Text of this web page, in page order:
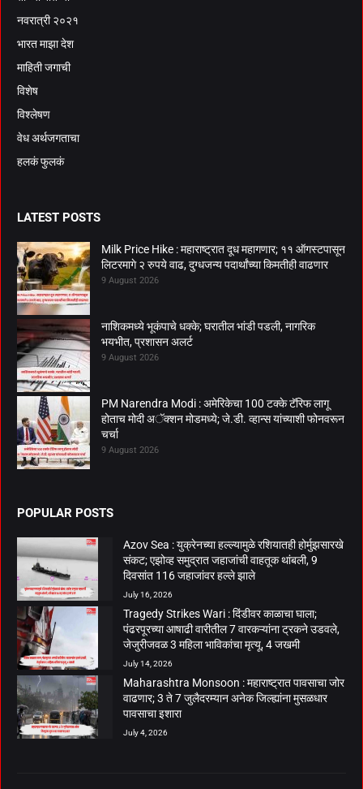
नवरात्री २०२१
भारत माझा देश
माहिती जगाची
विशेष
विश्लेषण
वेध अर्थजगताचा
हलकं फुलकं
LATEST POSTS
Milk Price Hike : महाराष्ट्रात दूध महागणार; ११ ऑगस्टपासून
लिटरमागे २ रुपये वाढ, दुग्धजन्य पदार्थांच्या किमतीही वाढणार
9 August 2026
नाशिकमध्ये भूकंपाचे धक्के; घरातील भांडी पडली, नागरिक
भयभीत, प्रशासन अलर्ट
9 August 2026
PM Narendra Modi : अमेरिकेचा 100 टक्के टॅरिफ लागू
होताच मोदी अॅक्शन मोडमध्ये; जे.डी. व्हान्स यांच्याशी फोनवरून
चर्चा
9 August 2026
POPULAR POSTS
Azov Sea : युक्रेनच्या हल्ल्यामुळे रशियातही होर्मुझसारखे
संकट; एझोव्ह समुद्रात जहाजांची वाहतूक थांबली, 9
दिवसांत 116 जहाजांवर हल्ले झाले
July 16, 2026
Tragedy Strikes Wari : दिंडीवर काळाचा घाला;
पंढरपूरच्या आषाढी वारीतील 7 वारकऱ्यांना ट्रकने उडवले,
जेजुरीजवळ 3 महिला भाविकांचा मृत्यू, 4 जखमी
July 14, 2026
Maharashtra Monsoon : महाराष्ट्रात पावसाचा जोर
वाढणार; 3 ते 7 जुलैदरम्यान अनेक जिल्ह्यांना मुसळधार
पावसाचा इशारा
July 4, 2026